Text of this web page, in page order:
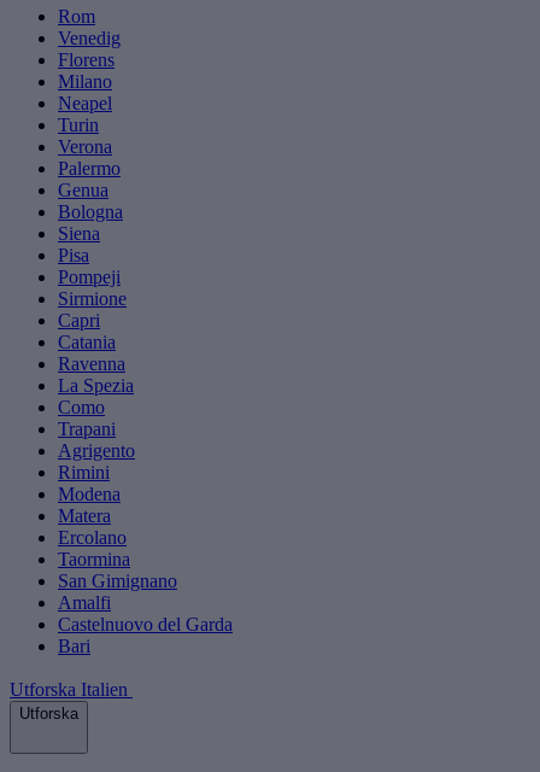
Rom
Venedig
Florens
Milano
Neapel
Turin
Verona
Palermo
Genua
Bologna
Siena
Pisa
Pompeji
Sirmione
Capri
Catania
Ravenna
La Spezia
Como
Trapani
Agrigento
Rimini
Modena
Matera
Ercolano
Taormina
San Gimignano
Amalfi
Castelnuovo del Garda
Bari
Utforska Italien
Utforska